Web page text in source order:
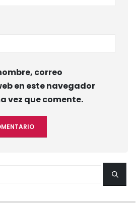
correo
en este navegador
vez que comente.